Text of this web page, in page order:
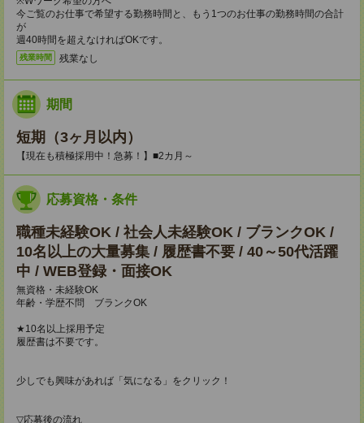
今ご覧のお仕事で希望する勤務時間と、もう1つのお仕事の勤務時間の合計
が
週40時間を超えなければOKです。
残業時間 残業なし
期間
短期（3ヶ月以内）
【現在も積極採用中！急募！】■2カ月～
応募資格・条件
職種未経験OK / 社会人未経験OK / ブランクOK /
10名以上の大量募集 / 履歴書不要 / 40～50代活躍
中 / WEB登録・面接OK
無資格・未経験OK
年齢・学歴不問 ブランクOK
★10名以上採用予定
履歴書は不要です。
少しでも興味があれば「気になる」をクリック！
▽応募後の流れ